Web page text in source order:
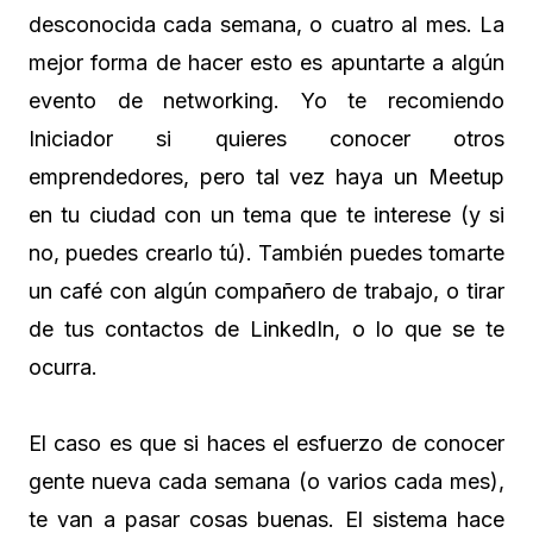
desconocida cada semana, o cuatro al mes. La
mejor forma de hacer esto es apuntarte a algún
evento de networking. Yo te recomiendo
Iniciador si quieres conocer otros
emprendedores, pero tal vez haya un Meetup
en tu ciudad con un tema que te interese (y si
no, puedes crearlo tú). También puedes tomarte
un café con algún compañero de trabajo, o tirar
de tus contactos de LinkedIn, o lo que se te
ocurra.
El caso es que si haces el esfuerzo de conocer
gente nueva cada semana (o varios cada mes),
te van a pasar cosas buenas. El sistema hace